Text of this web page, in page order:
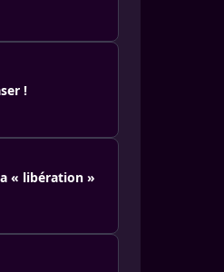
!
« libération »